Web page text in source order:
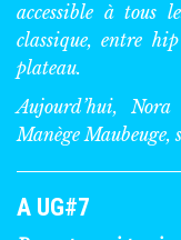
accessible à tous
classique, entre
plateau.
Aujourd’hui,
Manège Maubeuge,
A UG#7